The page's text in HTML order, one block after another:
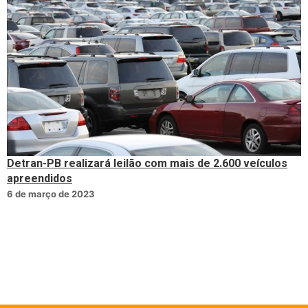
Detran-PB realizará leilão com mais de 2.600 veículos
apreendidos
6 de março de 2023